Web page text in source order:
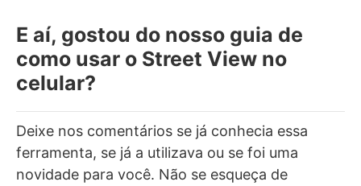
E aí, gostou do nosso guia de
como usar o Street View no
celular?
Deixe nos comentários se já conhecia essa
ferramenta, se já a utilizava ou se foi uma
novidade para você. Não se esqueça de